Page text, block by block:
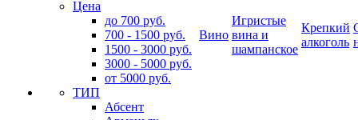
Цена
до 700 руб.
700 - 1500 руб.
1500 - 3000 руб.
3000 - 5000 руб.
от 5000 руб.
ТИП
Абсент
Вино
Игристые
вина и
шампанское
Крепкий
алкоголь